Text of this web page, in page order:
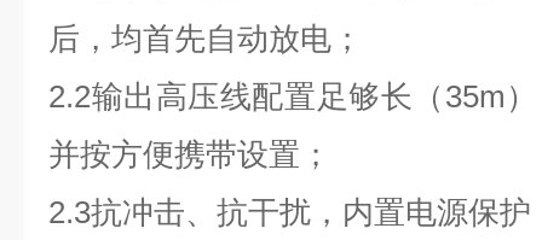
后，均首先自动放电；
2.2输出高压线配置足够长（35m
并按方便携带设置；
2.3抗冲击、抗干扰，内置电源保